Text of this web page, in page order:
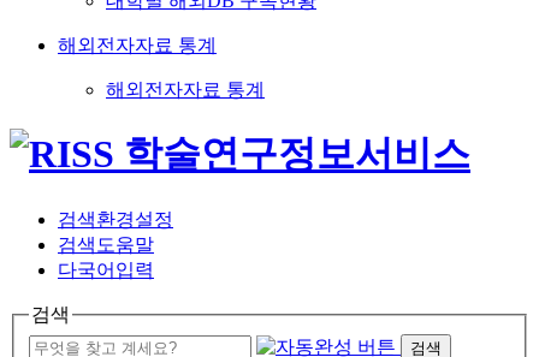
해외전자자료 통계
해외전자자료 통계
검색환경설정
검색도움말
다국어입력
검색
검색